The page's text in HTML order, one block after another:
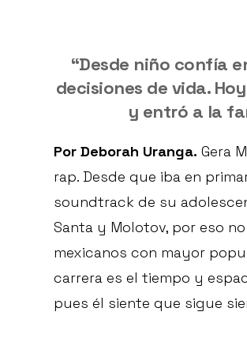
“Desde niño confía
decisiones de vida.
y entró a la
Por Deborah Uranga. Gera
rap. Desde que iba en
soundtrack de su
Santa y Molotov, por eso
mexicanos con mayor
carrera es el tiempo y
pues él siente que sigue